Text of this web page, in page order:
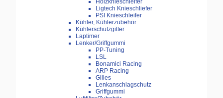
Holzknieschleifer
Ligtech Knieschliefer
PSI Knieschleifer
Kühler, Kühlerzubehör
Kühlerschutzgitter
Laptimer
Lenker/Griffgummi
PP-Tuning
LSL
Bonamici Racing
ARP Racing
Gilles
Lenkanschlagschutz
Griffgummi